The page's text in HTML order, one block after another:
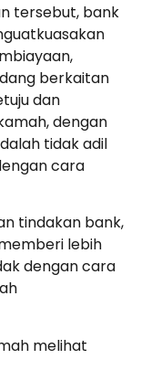
tersebut, bank
berkaitan
dan
dengan
tidak adil
cara
tindakan bank,
lebih
dengan cara
melihat